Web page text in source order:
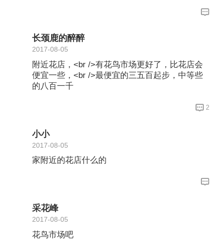
长颈鹿的醉醉
2017-08-05
附近花店，<br />有花鸟市场更好了，比花店会
便宜一些，<br />最便宜的三五百起步，中等些
的八百一千
2
小小
2017-08-05
家附近的花店什么的
采花峰
2017-08-05
花鸟市场吧